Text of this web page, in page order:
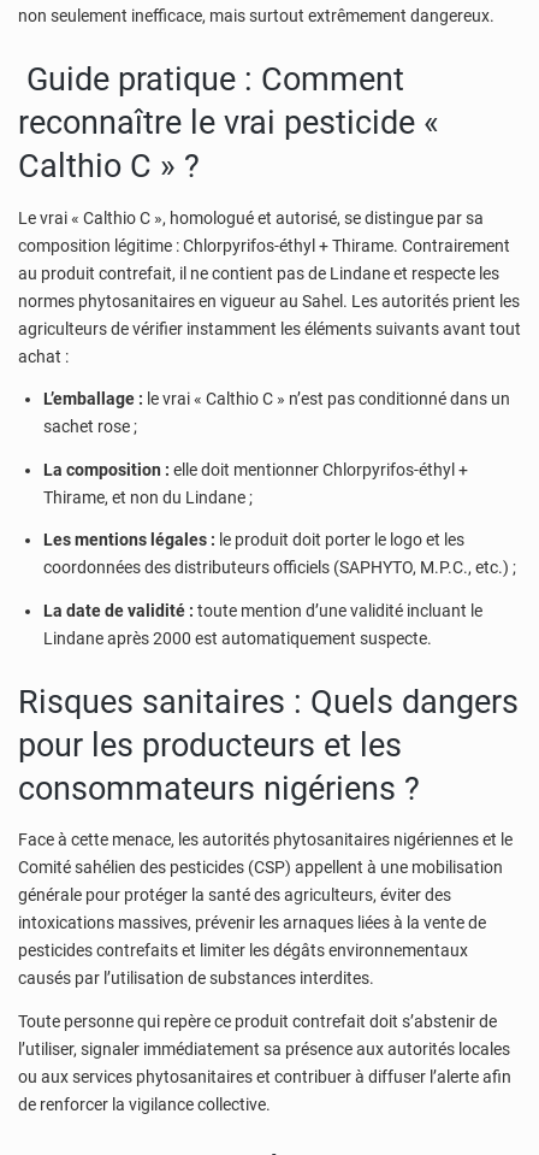
non seulement inefficace, mais surtout extrêmement dangereux.
Guide pratique : Comment
reconnaître le vrai pesticide «
Calthio C » ?
Le vrai « Calthio C », homologué et autorisé, se distingue par sa
composition légitime : Chlorpyrifos-éthyl + Thirame. Contrairement
au produit contrefait, il ne contient pas de Lindane et respecte les
normes phytosanitaires en vigueur au Sahel. Les autorités prient les
agriculteurs de vérifier instamment les éléments suivants avant tout
achat :
L’emballage : le vrai « Calthio C » n’est pas conditionné dans un
sachet rose ;
La composition : elle doit mentionner Chlorpyrifos-éthyl +
Thirame, et non du Lindane ;
Les mentions légales : le produit doit porter le logo et les
coordonnées des distributeurs officiels (SAPHYTO, M.P.C., etc.) ;
La date de validité : toute mention d’une validité incluant le
Lindane après 2000 est automatiquement suspecte.
Risques sanitaires : Quels dangers
pour les producteurs et les
consommateurs nigériens ?
Face à cette menace, les autorités phytosanitaires nigériennes et le
Comité sahélien des pesticides (CSP) appellent à une mobilisation
générale pour protéger la santé des agriculteurs, éviter des
intoxications massives, prévenir les arnaques liées à la vente de
pesticides contrefaits et limiter les dégâts environnementaux
causés par l’utilisation de substances interdites.
Toute personne qui repère ce produit contrefait doit s’abstenir de
l’utiliser, signaler immédiatement sa présence aux autorités locales
ou aux services phytosanitaires et contribuer à diffuser l’alerte afin
de renforcer la vigilance collective.